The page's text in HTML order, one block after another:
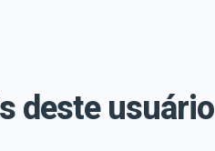
deste usuário